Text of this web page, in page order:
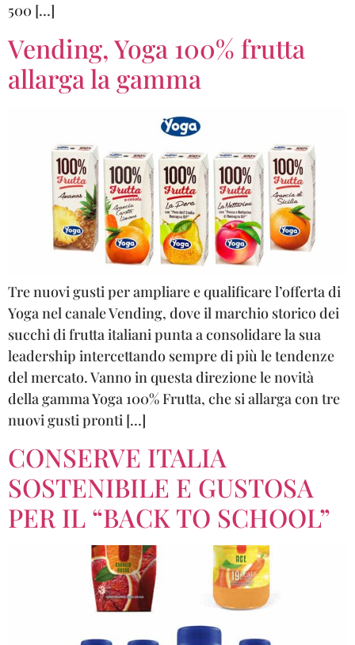
500 […]
Vending, Yoga 100% frutta
allarga la gamma
Tre nuovi gusti per ampliare e qualificare l’offerta di
Yoga nel canale Vending, dove il marchio storico dei
succhi di frutta italiani punta a consolidare la sua
leadership intercettando sempre di più le tendenze
del mercato. Vanno in questa direzione le novità
della gamma Yoga 100% Frutta, che si allarga con tre
nuovi gusti pronti […]
CONSERVE ITALIA
SOSTENIBILE E GUSTOSA
PER IL “BACK TO SCHOOL”